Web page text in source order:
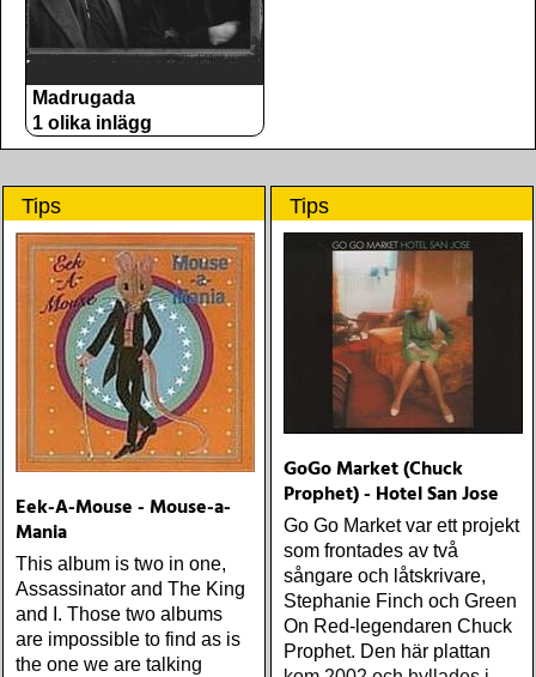
Madrugada
1 olika inlägg
Tips
Eek-A-Mouse - Mouse-a-
Mania
This album is two in one,
Assassinator and The King
and I. Those two albums
are impossible to find as is
the one we are talking
Tips
GoGo Market (Chuck
Prophet) - Hotel San Jose
Go Go Market var ett projekt
som frontades av två
sångare och låtskrivare,
Stephanie Finch och Green
On Red-legendaren Chuck
Prophet. Den här plattan